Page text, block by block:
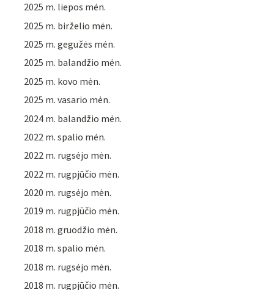
2025 m. liepos mėn.
2025 m. birželio mėn.
2025 m. gegužės mėn.
2025 m. balandžio mėn.
2025 m. kovo mėn.
2025 m. vasario mėn.
2024 m. balandžio mėn.
2022 m. spalio mėn.
2022 m. rugsėjo mėn.
2022 m. rugpjūčio mėn.
2020 m. rugsėjo mėn.
2019 m. rugpjūčio mėn.
2018 m. gruodžio mėn.
2018 m. spalio mėn.
2018 m. rugsėjo mėn.
2018 m. rugpjūčio mėn.